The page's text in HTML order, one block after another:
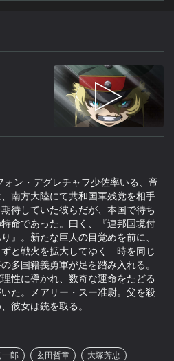
ン・デグレチャフ少佐率いる、帝
南方大陸にて共和国軍残党を相手
待していた彼らだが、本国で待ち
命であった。曰く、『連邦国境付
』。新たな巨人の目覚めを前に、
と戦火を拡大してゆく…時を同じ
多国籍義勇軍が足を踏み入れる。
性に導かれ、数奇な運命をたどる
た。メアリー・スー准尉。父を殺
彼女は銃を取る。
一郎 玄田哲章 大塚芳忠